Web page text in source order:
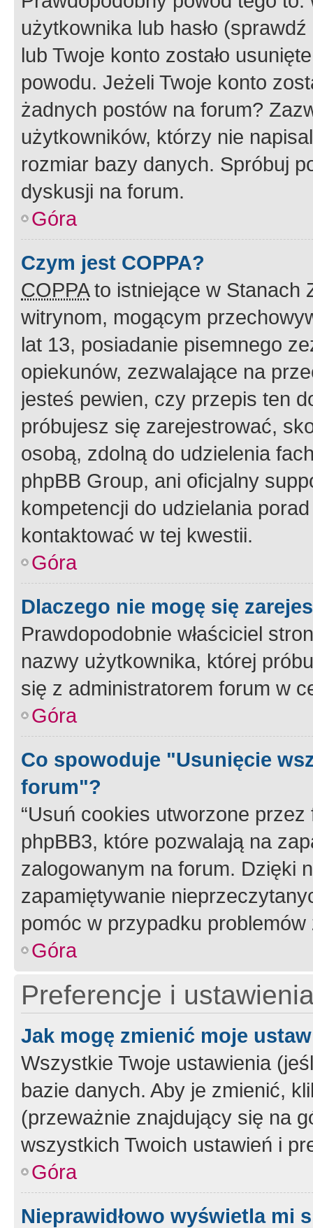
użytkownika lub hasło
lub Twoje konto zostało
powodu. Jeżeli Twoje konto
żadnych postów na forum?
użytkowników, którzy nie
rozmiar bazy danych. Spróbuj
dyskusji na forum.
Góra
Czym jest COPPA?
COPPAto istniejące w Stanach
witrynom, mogącym
lat 13, posiadanie pisemnego
opiekunów, zezwalające na
jesteś pewien, czy przepis ten
próbujesz się zarejestrować,
osobą, zdolną do udzielenia
phpBB Group, ani oficjalny
kompetencji do udzielania
kontaktować w tej kwestii.
Góra
Dlaczego nie mogę się
Prawdopodobnie właściciel
nazwy użytkownika, której
się z administratorem forum w
Góra
Co spowoduje "Usunięcie
forum"?
“Usuń cookies utworzone
phpBB3, które pozwalają na
zalogowanym na forum. Dzięki
zapamiętywanie
pomóc w przypadku
Góra
Preferencje i
Jak mogę zmienić moje
Wszystkie Twoje ustawienia
bazie danych. Aby je zmienić,
(przeważnie znajdujący się na
wszystkich Twoich ustawień i
Góra
Nieprawidłowo wyświetla mi